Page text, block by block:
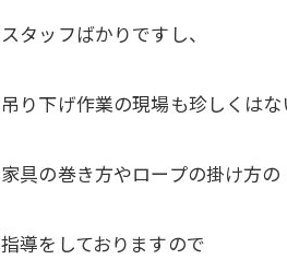
スタッフばかりですし、
吊り下げ作業の現場も珍しくは
家具の巻き方やロープの掛け方の
指導をしておりますので